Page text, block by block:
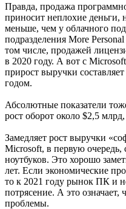
Правда, продажа
приносит неплохие деньги,
меньше, чем у облачного
подразделения More
том числе, продажей
в 2020 году. А вот с
прирост выручки
годом.
Абсолютные показатели
рост оборот около $2,5
Замедляет рост выручки
Microsoft, в первую
ноутбуков. Это хорошо
лет. Если экономические
то к 2021 году рынок ПК и
потрясение. А это
проблемы.